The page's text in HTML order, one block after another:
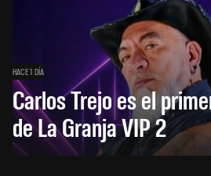
HACE 1 DÍA
Carlos Trejo es el
de La Granja VIP 2